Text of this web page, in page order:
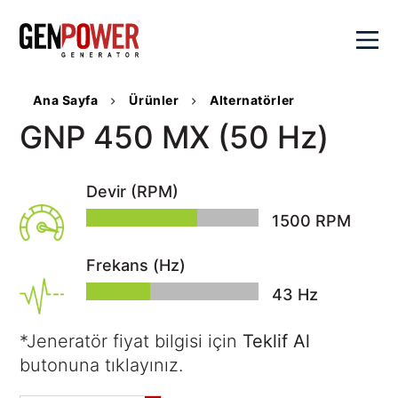
Kurumsal
Genpower
Hakkında
Sayılarla
Genpower
Kalite
Politikamız
Sosyal
Sorumluluk
Kariyer
Ürünler
Dizel
Jeneratörler
Portatif
Jeneratörler
Kaynak
Jeneratörleri
Su
Çözümlerimiz
Hibrit
Çözümler
Sistemler
Veri
Merkezi
Satış
Aktüel
SSS
Ana Sayfa Ürünler Alternatörler
GNP 450 MX (50 Hz)
Devir (RPM)
1500 RPM
Frekans (Hz)
44 Hz
*Jeneratör fiyat bilgisi için Teklif Al
butonuna tıklayınız.